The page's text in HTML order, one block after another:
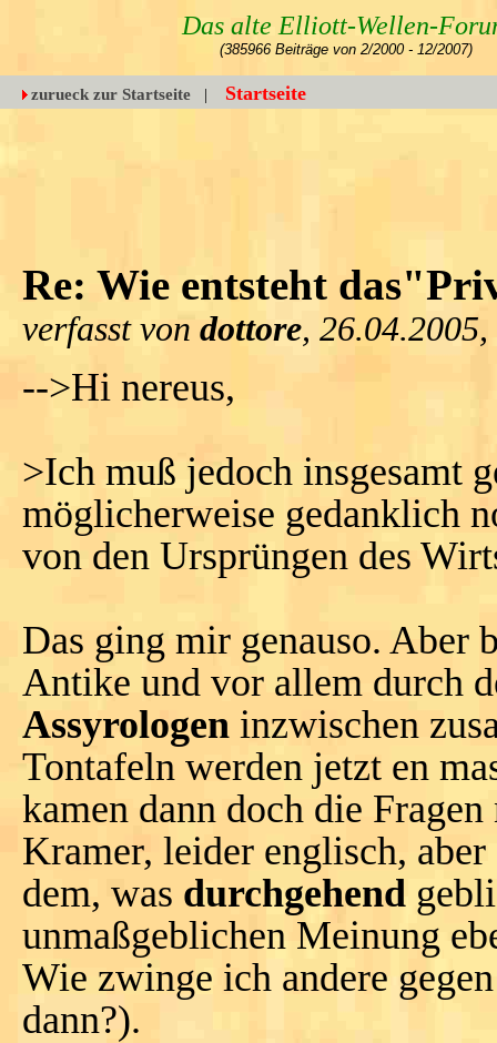
Das alte Elliott-Wellen-
(385966 Beiträge von 2/2000 - 12/2007)
zurueck zur Startseite | Startseite
Re: Wie entsteht
verfasst von dottore,
-->Hi nereus,
>Ich muß jedoch insgesamt
möglicherweise gedanklich
von den Ursprüngen des
Das ging mir genauso. Aber
Antike und vor allem durch
Assyrologen inzwischen
Tontafeln werden jetzt en
kamen dann doch die
Kramer, leider englisch,
dem, was durchgehend
unmaßgeblichen Meinung
Wie zwinge ich andere
dann?).